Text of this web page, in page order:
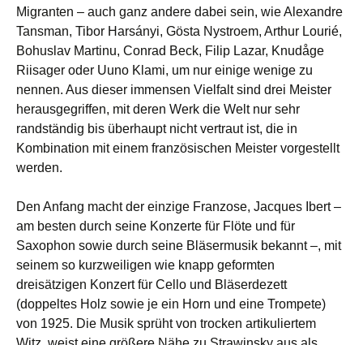
Migranten – auch ganz andere dabei sein, wie Alexandre
Tansman, Tibor Harsányi, Gösta Nystroem, Arthur Lourié,
Bohuslav Martinu, Conrad Beck, Filip Lazar, Knudåge
Riisager oder Uuno Klami, um nur einige wenige zu
nennen. Aus dieser immensen Vielfalt sind drei Meister
herausgegriffen, mit deren Werk die Welt nur sehr
randständig bis überhaupt nicht vertraut ist, die in
Kombination mit einem französischen Meister vorgestellt
werden.
Den Anfang macht der einzige Franzose, Jacques Ibert –
am besten durch seine Konzerte für Flöte und für
Saxophon sowie durch seine Bläsermusik bekannt –, mit
seinem so kurzweiligen wie knapp geformten
dreisätzigen Konzert für Cello und Bläserdezett
(doppeltes Holz sowie je ein Horn und eine Trompete)
von 1925. Die Musik sprüht von trocken artikuliertem